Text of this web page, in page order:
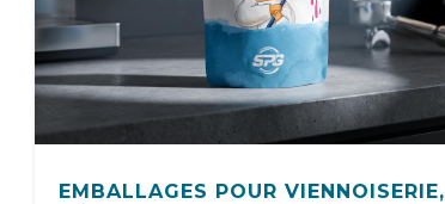
EMBALLAGES POUR VIENNOISERIE,